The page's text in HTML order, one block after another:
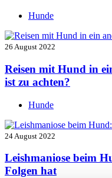
Hunde
26 August 2022
Reisen mit Hund in
ist zu achten?
Hunde
24 August 2022
Leishmaniose beim
Folgen hat